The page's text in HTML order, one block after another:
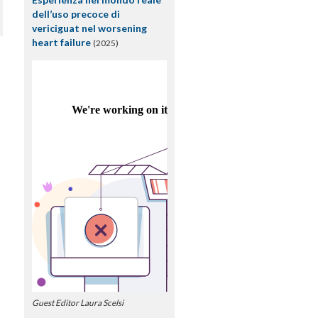
dell’uso precoce di
vericiguat nel worsening
heart failure (2025)
Guest Editor Laura Scelsi